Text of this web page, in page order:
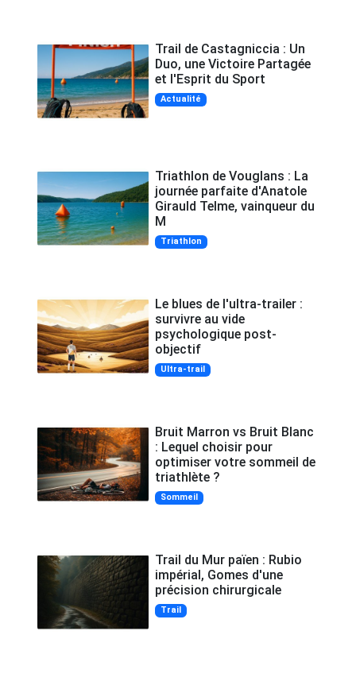
Trail de Castagniccia : Un
Duo, une Victoire Partagée
et l'Esprit du Sport
Actualité
Triathlon de Vouglans : La
journée parfaite d'Anatole
Girauld Telme, vainqueur du
M
Triathlon
Le blues de l'ultra-trailer :
survivre au vide
psychologique post-
objectif
Ultra-trail
Bruit Marron vs Bruit Blanc
: Lequel choisir pour
optimiser votre sommeil de
triathlète ?
Sommeil
Trail du Mur païen : Rubio
impérial, Gomes d'une
précision chirurgicale
Trail